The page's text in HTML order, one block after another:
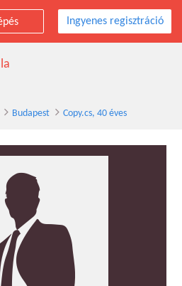
Ingyenes regisztráció
férfi, 40 éves, Budapest
Budapest Copy.cs, 40 éves